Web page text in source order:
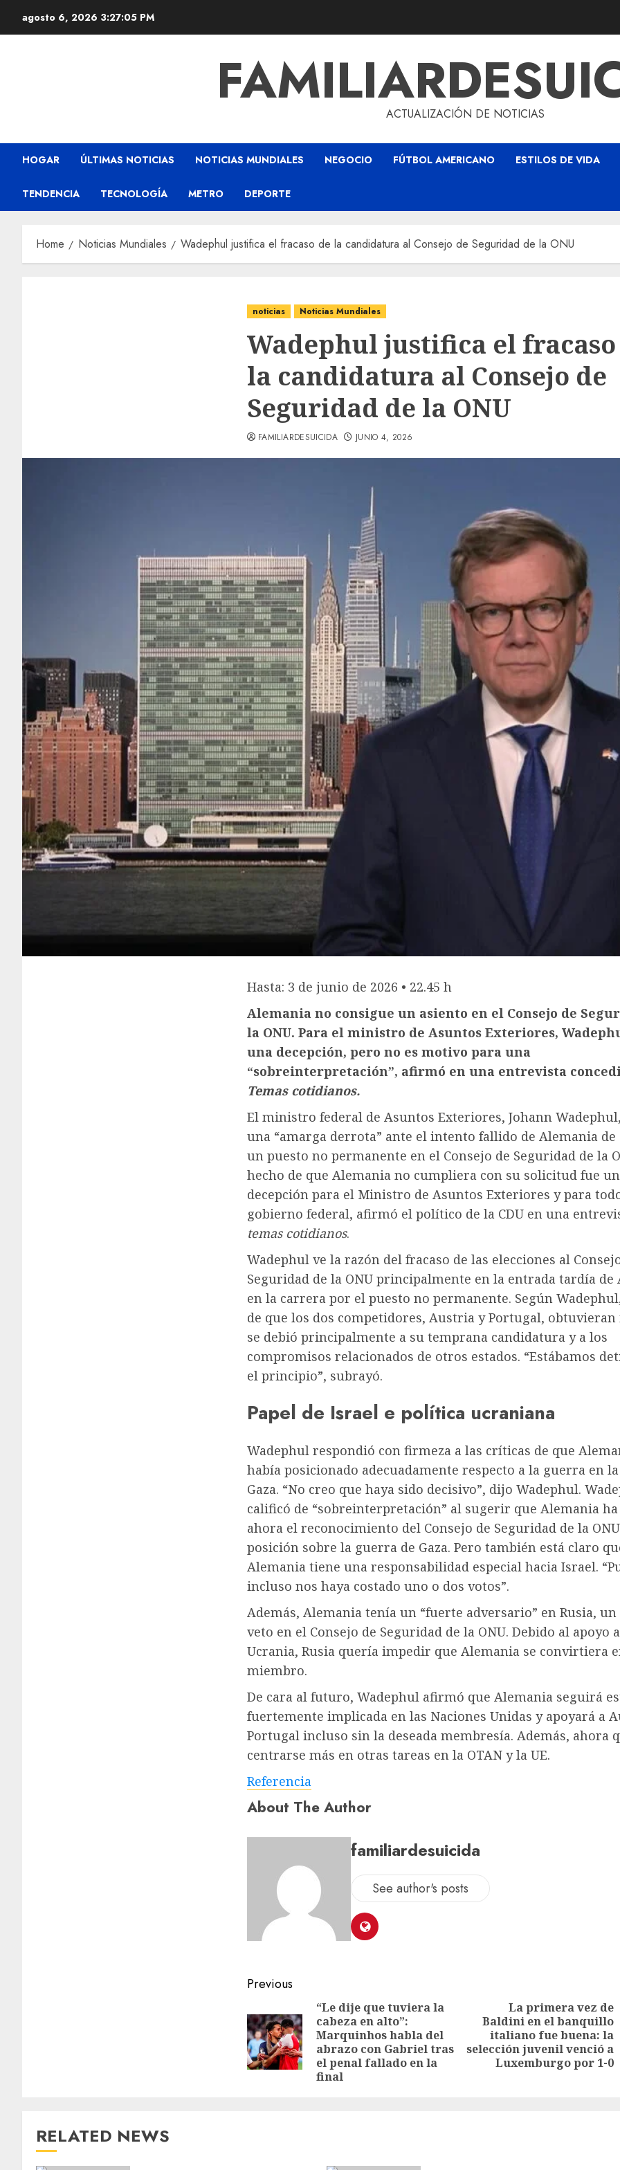
agosto 6, 2026 3:27:06 PM
ACTUALIZACIÓN DE NOTICIAS
HOGAR ÚLTIMAS NOTICIAS NOTICIAS MUNDIALES NEGOCIO FÚTBOL AMERICANO ESTILOS DE VIDA
TENDENCIA TECNOLOGÍA METRO DEPORTE
Home Noticias Mundiales Wadephul justifica el fracaso de la candidatura al Consejo de Seguridad de la ONU
noticias Noticias Mundiales
Wadephul justifica el
la candidatura al Consejo de
Seguridad de la ONU
FAMILIARDESUICIDA JUNIO 4, 2026
Hasta: 3 de junio de 2026 • 22.45 h
Alemania no consigue un asiento en el Consejo de
la ONU. Para el ministro de Asuntos Exteriores,
una decepción, pero no es motivo para una
“sobreinterpretación”, afirmó en una entrevista
Temas cotidianos.
El ministro federal de Asuntos Exteriores, Johann
una “amarga derrota” ante el intento fallido de Alemania
un puesto no permanente en el Consejo de Seguridad de la
hecho de que Alemania no cumpliera con su solicitud fue
decepción para el Ministro de Asuntos Exteriores y para
gobierno federal, afirmó el político de la CDU en una
temas cotidianos.
Wadephul ve la razón del fracaso de las elecciones al
Seguridad de la ONU principalmente en la entrada tardía de
en la carrera por el puesto no permanente. Según
de que los dos competidores, Austria y Portugal, obtuvieran
se debió principalmente a su temprana candidatura y a los
compromisos relacionados de otros estados. “Estábamos
el principio”, subrayó.
Papel de Israel e política ucraniana
Wadephul respondió con firmeza a las críticas de que
había posicionado adecuadamente respecto a la guerra en
Gaza. “No creo que haya sido decisivo”, dijo Wadephul.
calificó de “sobreinterpretación” al sugerir que Alemania
ahora el reconocimiento del Consejo de Seguridad de la
posición sobre la guerra de Gaza. Pero también está claro
Alemania tiene una responsabilidad especial hacia Israel.
incluso nos haya costado uno o dos votos”.
Además, Alemania tenía un “fuerte adversario” en Rusia,
veto en el Consejo de Seguridad de la ONU. Debido al apoyo
Ucrania, Rusia quería impedir que Alemania se convirtiera
miembro.
De cara al futuro, Wadephul afirmó que Alemania seguirá
fuertemente implicada en las Naciones Unidas y apoyará a
Portugal incluso sin la deseada membresía. Además, ahora
centrarse más en otras tareas en la OTAN y la UE.
Referencia
About The Author
familiardesuicida
See author's posts
Previous
“Le dije que tuviera la
cabeza en alto”:
Marquinhos habla del
abrazo con Gabriel tras
el penal fallado en la
final
La primera vez de
Baldini en el banquillo
italiano fue buena: la
selección juvenil venció a
Luxemburgo por 1-0
RELATED NEWS